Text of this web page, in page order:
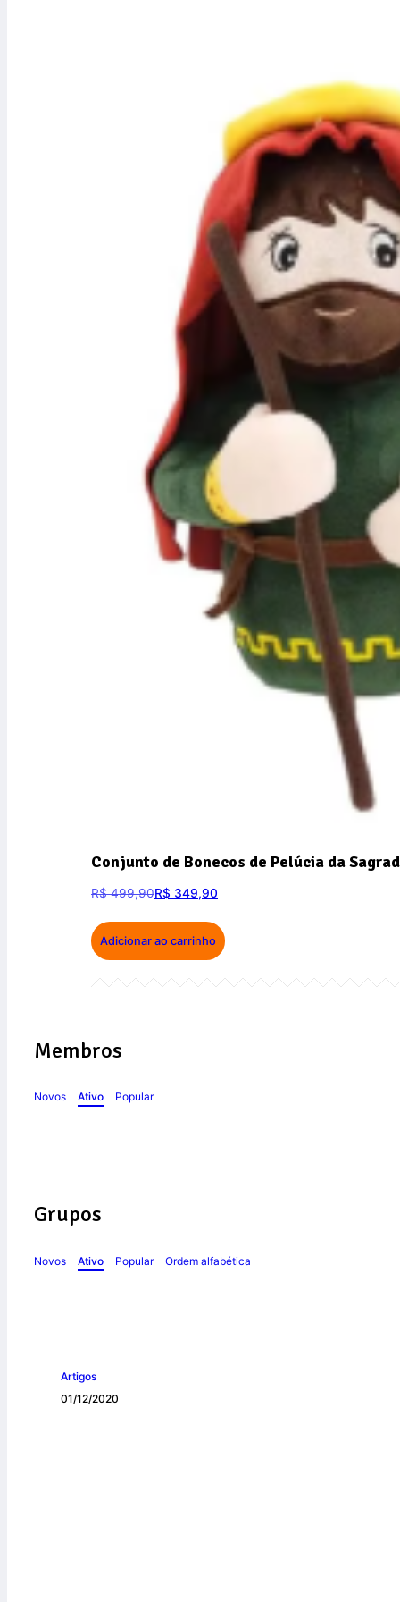
Conjunto de Bonecos de Pelúcia da
R$499,90R$ 349,90
Adicionar ao carrinho
Membros
Novos Ativo Popular
Grupos
Novos Ativo Popular Ordem alfabética
Artigos
01/12/2020